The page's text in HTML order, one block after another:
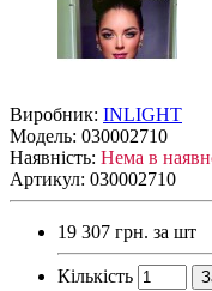
Виробник: INLIGHT
Модель: 030002710
Наявність: Нема в
Артикул: 030002710
19 307 грн. за шт
Кількість